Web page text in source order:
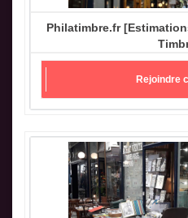
Philatimbre.fr
Rejoindre